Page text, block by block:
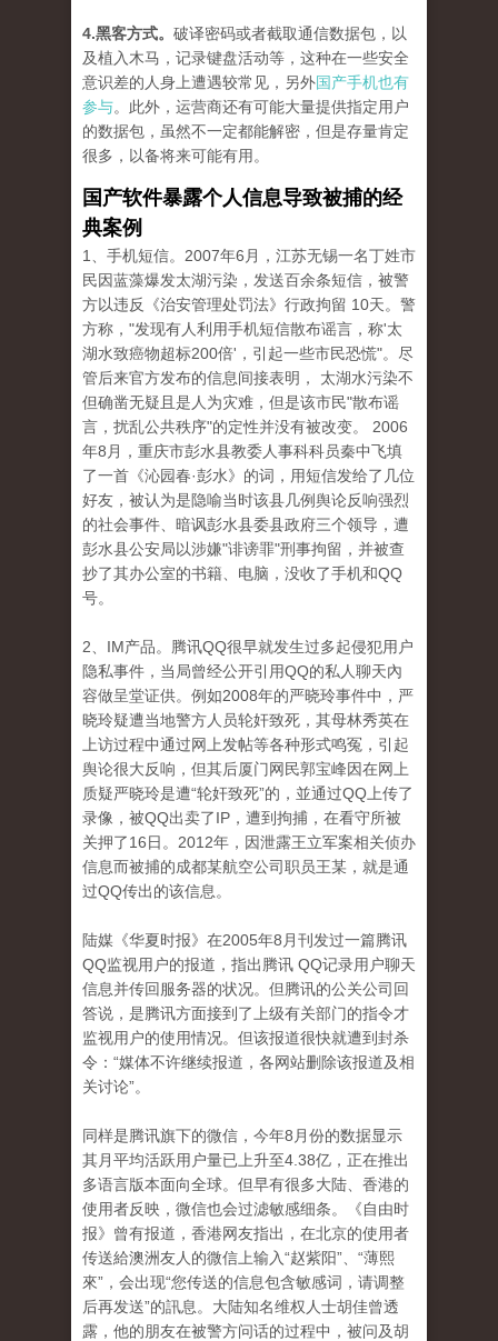
4.黑客方式。 破译密码或者截取通信数据包，以
及植入木马，记录键盘活动等，这种在一些安全
意识差的人身上遭遇较常见，另外国产手机也有
参与。此外，运营商还有可能大量提供指定用户
的数据包，虽然不一定都能解密，但是存量肯定
很多，以备将来可能有用。
国产软件暴露个人信息导致被捕的经
典案例
1、手机短信。2007年6月，江苏无锡一名丁姓市
民因蓝藻爆发太湖污染，发送百余条短信，被警
方以违反《治安管理处罚法》行政拘留 10天。警
方称，"发现有人利用手机短信散布谣言，称'太
湖水致癌物超标200倍'，引起一些市民恐慌"。尽
管后来官方发布的信息间接表明， 太湖水污染不
但确凿无疑且是人为灾难，但是该市民"散布谣
言，扰乱公共秩序"的定性并没有被改变。 2006
年8月，重庆市彭水县教委人事科科员秦中飞填
了一首《沁园春·彭水》的词，用短信发给了几位
好友，被认为是隐喻当时该县几例舆论反响强烈
的社会事件、暗讽彭水县委县政府三个领导，遭
彭水县公安局以涉嫌"诽谤罪"刑事拘留，并被查
抄了其办公室的书籍、电脑，没收了手机和QQ
号。
2、IM产品。腾讯QQ很早就发生过多起侵犯用户
隐私事件，当局曾经公开引用QQ的私人聊天內
容做呈堂证供。例如2008年的严晓玲事件中，严
晓玲疑遭当地警方人员轮奸致死，其母林秀英在
上访过程中通过网上发帖等各种形式鸣冤，引起
舆论很大反响，但其后厦门网民郭宝峰因在网上
质疑严晓玲是遭“轮奸致死”的，並通过QQ上传了
录像，被QQ出卖了IP，遭到拘捕，在看守所被
关押了16日。2012年，因泄露王立军案相关侦办
信息而被捕的成都某航空公司职员王某，就是通
过QQ传出的该信息。
陆媒《华夏时报》在2005年8月刊发过一篇腾讯
QQ监视用户的报道，指出腾讯 QQ记录用户聊天
信息并传回服务器的状况。但腾讯的公关公司回
答说，是腾讯方面接到了上级有关部门的指令才
监视用户的使用情况。但该报道很快就遭到封杀
令：“媒体不许继续报道，各网站删除该报道及相
关讨论”。
同样是腾讯旗下的微信，今年8月份的数据显示
其月平均活跃用户量已上升至4.38亿，正在推出
多语言版本面向全球。但早有很多大陆、香港的
使用者反映，微信也会过滤敏感细条。《自由时
报》曾有报道，香港网友指出，在北京的使用者
传送給澳洲友人的微信上输入“赵紫阳”、“薄熙
來”，会出现“您传送的信息包含敏感词，请调整
后再发送”的訊息。大陆知名维权人士胡佳曾透
露，他的朋友在被警方问话的过程中，被问及胡